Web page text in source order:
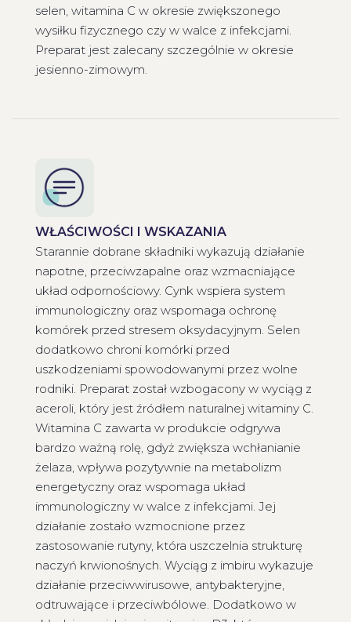
selen, witamina C w okresie zwiększonego
wysiłku fizycznego czy w walce z infekcjami.
Preparat jest zalecany szczególnie w okresie
jesienno-zimowym.
WŁAŚCIWOŚCI I WSKAZANIA
Starannie dobrane składniki wykazują działanie
napotne, przeciwzapalne oraz wzmacniające
układ odpornościowy. Cynk wspiera system
immunologiczny oraz wspomaga ochronę
komórek przed stresem oksydacyjnym. Selen
dodatkowo chroni komórki przed
uszkodzeniami spowodowanymi przez wolne
rodniki. Preparat został wzbogacony w wyciąg z
aceroli, który jest źródłem naturalnej witaminy C.
Witamina C zawarta w produkcie odgrywa
bardzo ważną rolę, gdyż zwiększa wchłanianie
żelaza, wpływa pozytywnie na metabolizm
energetyczny oraz wspomaga układ
immunologiczny w walce z infekcjami. Jej
działanie zostało wzmocnione przez
zastosowanie rutyny, która uszczelnia strukturę
naczyń krwionośnych. Wyciąg z imbiru wykazuje
działanie przeciwwirusowe, antybakteryjne,
odtruwające i przeciwbólowe. Dodatkowo w